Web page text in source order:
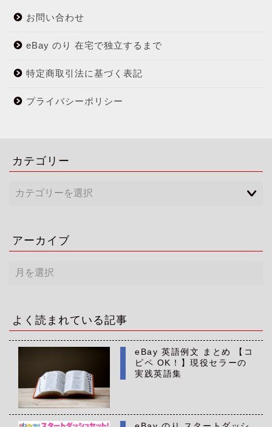
お問い合わせ
eBay のり 在宅で独立するまで
特定商取引法に基づく表記
プライバシーポリシー
カテゴリー
アーカイブ
ー
ブ
よく読まれている記事
eBay 英語例文 まとめ 【コ
ピペ OK！】現役セラーの
実践英語集